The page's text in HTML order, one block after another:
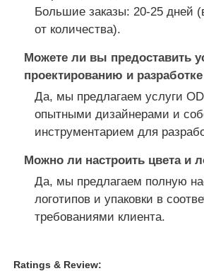
Большие заказы: 20-25 дней
от количества).
Можете ли вы предоставить
проектированию и
Да, мы предлагаем услуги
опытными дизайнерами и
инструментарием для
Можно ли настроить цвета и
Да, мы предлагаем полную
логотипов и упаковки в
требованиями клиента.
Ratings & Review: